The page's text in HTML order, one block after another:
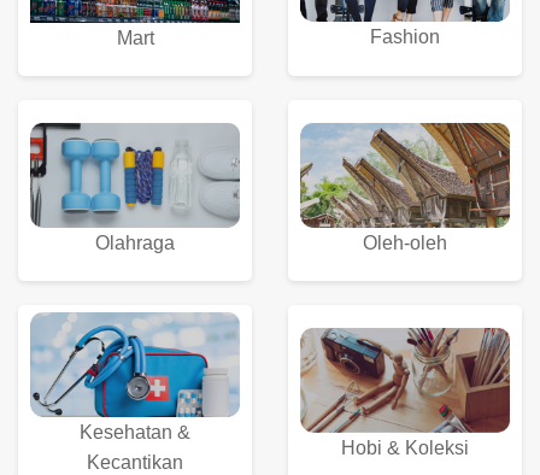
Mart Fashion
Olahraga Oleh-oleh
Kesehatan &
Kecantikan
Hobi & Koleksi